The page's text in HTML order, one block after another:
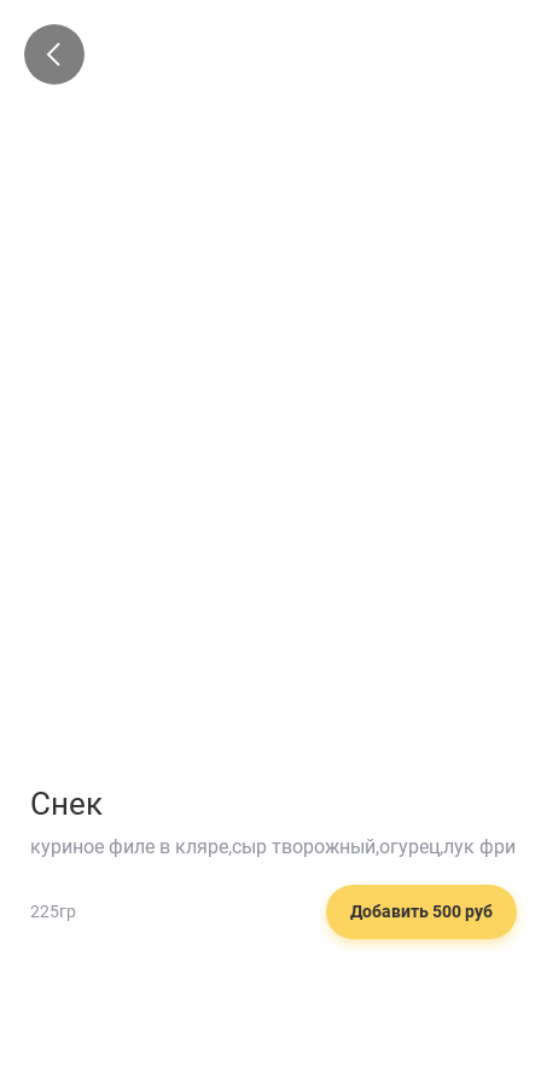
Снек
куриное филе в кляре,сыр творожный,огурец,лук фри
225гр Добавить 500 руб